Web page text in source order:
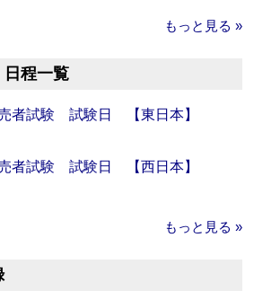
もっと見る »
日程一覧
者試験 試験日 【東日本】
者試験 試験日 【西日本】
もっと見る »